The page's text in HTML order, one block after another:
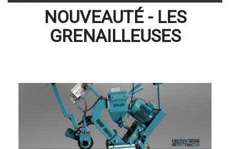
NOUVEAUTÉ - LES
GRENAILLEUSES